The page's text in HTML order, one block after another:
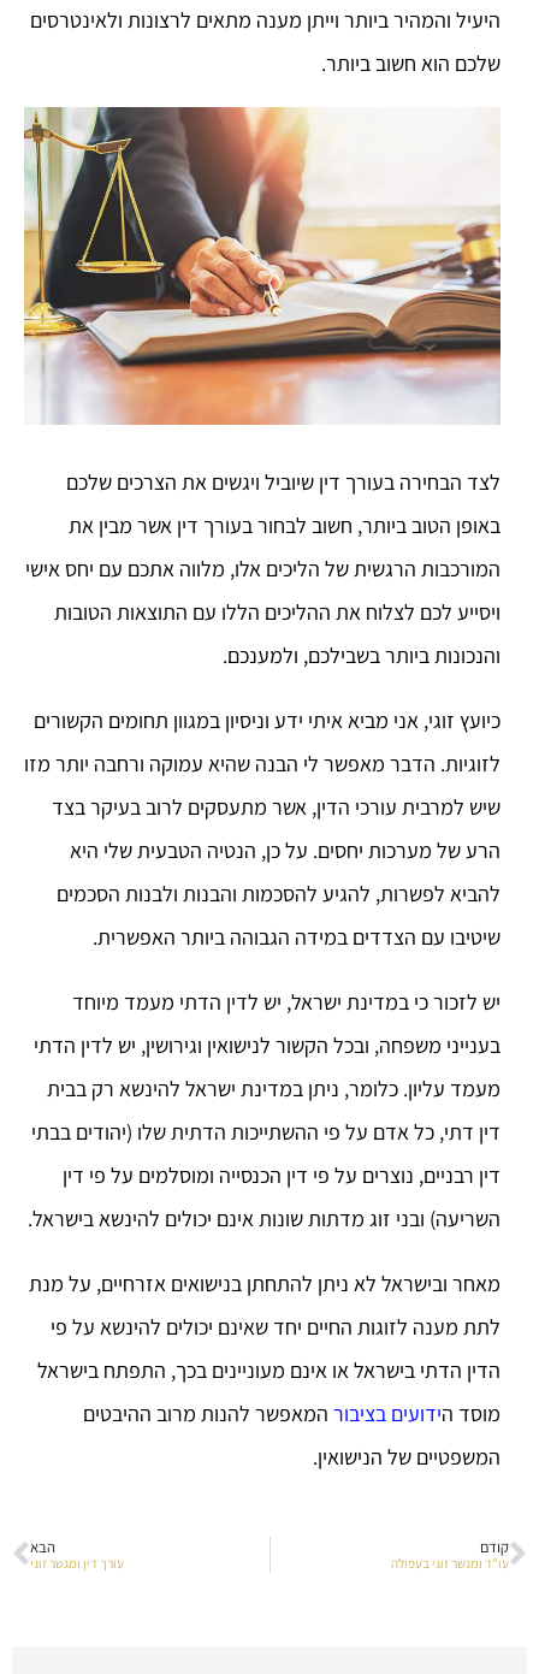
היעיל והמהיר ביותר וייתן מענה מתאים לרצונות ולאינטרסים
שלכם הוא חשוב ביותר.
לצד הבחירה בעורך דין שיוביל ויגשים את הצרכים שלכם
באופן הטוב ביותר, חשוב לבחור בעורך דין אשר מבין את
המורכבות הרגשית של הליכים אלו, מלווה אתכם עם יחס אישי
ויסייע לכם לצלוח את ההליכים הללו עם התוצאות הטובות
והנכונות ביותר בשבילכם, ולמענכם.
כיועץ זוגי, אני מביא איתי ידע וניסיון במגוון תחומים הקשורים
לזוגיות. הדבר מאפשר לי הבנה שהיא עמוקה ורחבה יותר מזו
שיש למרבית עורכי הדין, אשר מתעסקים לרוב בעיקר בצד
הרע של מערכות יחסים. על כן, הנטיה הטבעית שלי היא
להביא לפשרות, להגיע להסכמות והבנות ולבנות הסכמים
שיטיבו עם הצדדים במידה הגבוהה ביותר האפשרית.
יש לזכור כי במדינת ישראל, יש לדין הדתי מעמד מיוחד
בענייני משפחה, ובכל הקשור לנישואין וגירושין, יש לדין הדתי
מעמד עליון. כלומר, ניתן במדינת ישראל להינשא רק בבית
דין דתי, כל אדם על פי ההשתייכות הדתית שלו (יהודים בבתי
דין רבניים, נוצרים על פי דין הכנסייה ומוסלמים על פי דין
השריעה) ובני זוג מדתות שונות אינם יכולים להינשא בישראל.
מאחר ובישראל לא ניתן להתחתן בנישואים אזרחיים, על מנת
לתת מענה לזוגות החיים יחד שאינם יכולים להינשא על פי
הדין הדתי בישראל או אינם מעוניינים בכך, התפתח בישראל
מוסד הידועים בציבור המאפשר להנות מרוב ההיבטים
המשפטיים של הנישואין.
קודם
עו"ד ומגשר זוגי בעפולה
הבא
עורך דין ומגשר זוגי